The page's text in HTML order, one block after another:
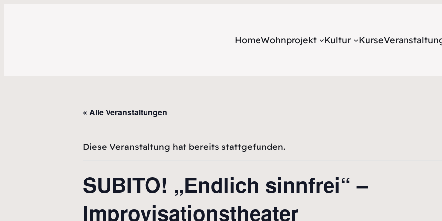
HomeWohnprojekt Kultur Kurse
« Alle Veranstaltungen
Diese Veranstaltung hat bereits stattgefunden.
SUBITO! „Endlich sinnfrei“ –
Improvisationstheater